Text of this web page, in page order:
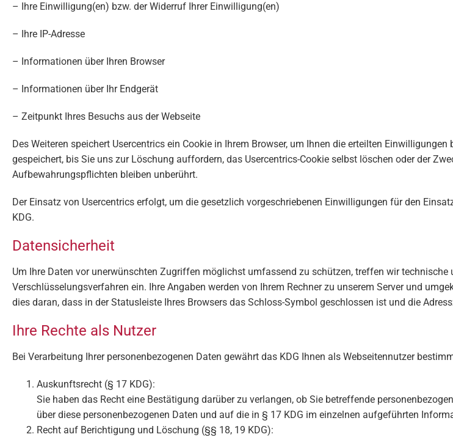
– Ihre Einwilligung(en) bzw. der Widerruf Ihrer Einwilligung(en)
– Ihre IP-Adresse
– Informationen über Ihren Browser
– Informationen über Ihr Endgerät
– Zeitpunkt Ihres Besuchs aus der Webseite
Des Weiteren speichert Usercentrics ein Cookie in Ihrem Browser, um Ihnen die erteilten
gespeichert, bis Sie uns zur Löschung auffordern, das Usercentrics-Cookie selbst löschen oder der
Aufbewahrungspflichten bleiben unberührt.
Der Einsatz von Usercentrics erfolgt, um die gesetzlich vorgeschriebenen Einwilligungen für den
KDG.
Datensicherheit
Um Ihre Daten vor unerwünschten Zugriffen möglichst umfassend zu schützen, treffen wir
Verschlüsselungsverfahren ein. Ihre Angaben werden von Ihrem Rechner zu unserem Server und
dies daran, dass in der Statusleiste Ihres Browsers das Schloss-Symbol geschlossen ist und die
Ihre Rechte als Nutzer
Bei Verarbeitung Ihrer personenbezogenen Daten gewährt das KDG Ihnen als Webseitennutzer
Auskunftsrecht (§ 17 KDG):
Sie haben das Recht eine Bestätigung darüber zu verlangen, ob Sie betreffende
über diese personenbezogenen Daten und auf die in § 17 KDG im einzelnen aufgeführten
Recht auf Berichtigung und Löschung (§§ 18, 19 KDG):